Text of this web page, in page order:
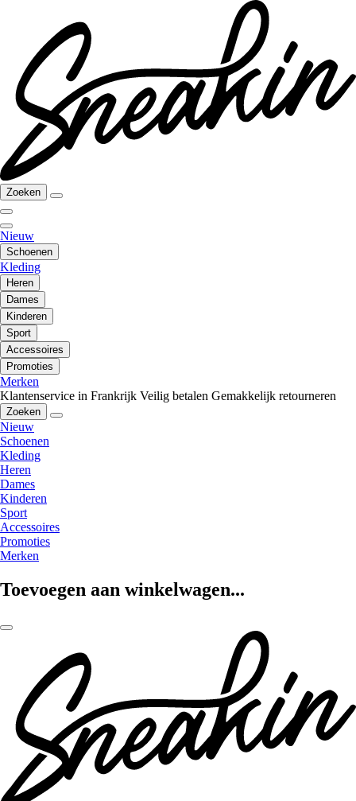
Zoeken
Nieuw
Schoenen
Kleding
Heren
Dames
Kinderen
Sport
Accessoires
Promoties
Merken
Klantenservice in Frankrijk Veilig betalen Gemakkelijk retourneren
Zoeken
Nieuw
Schoenen
Kleding
Heren
Dames
Kinderen
Sport
Accessoires
Promoties
Merken
Toevoegen aan winkelwagen...